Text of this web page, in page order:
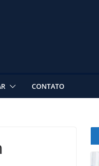
CONTATO